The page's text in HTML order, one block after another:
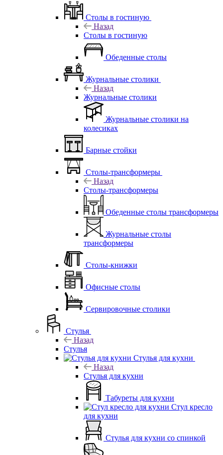
Столы в гостиную
Назад
Столы в гостиную
Обеденные столы
Журнальные столики
Назад
Журнальные столики
Журнальные столики на
колесиках
Барные стойки
Столы-трансформеры
Назад
Столы-трансформеры
Обеденные столы трансформеры
Журнальные столы
трансформеры
Столы-книжки
Офисные столы
Сервировочные столики
Стулья
Назад
Стулья
Стулья для кухни
Назад
Стулья для кухни
Табуреты для кухни
Стул кресло
для кухни
Стулья для кухни со спинкой